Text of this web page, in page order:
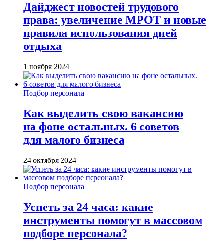
Дайджест новостей трудового
права: увеличение МРОТ и новые
правила использования дней
отдыха
1 ноября 2024
Подбор персонала
Как выделить свою вакансию
на фоне остальных. 6 советов
для малого бизнеса
24 октября 2024
Подбор персонала
Успеть за 24 часа: какие
инструменты помогут в массовом
подборе персонала?